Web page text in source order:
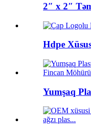
2″ x 2″
Hdpe
Yumşaq